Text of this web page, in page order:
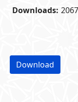
Downloads: